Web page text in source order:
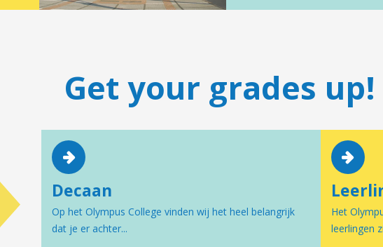
Get your grades up!
Decaan
Op het Olympus College vinden wij het heel belangrijk
dat je er achter...
Het
leerlingen